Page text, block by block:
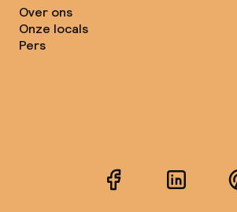
Over ons
Onze locals
Pers
FacebookLinkedIn